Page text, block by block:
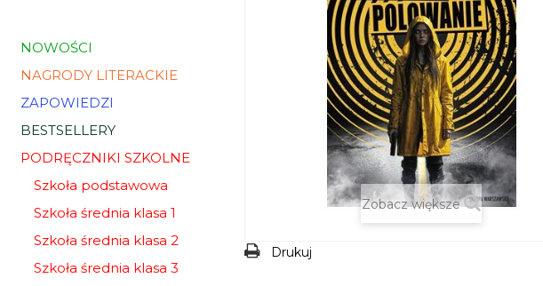
NOWOŚCI
NAGRODY LITERACKIE
ZAPOWIEDZI
BESTSELLERY
PODRĘCZNIKI SZKOLNE
Szkoła podstawowa
Szkoła średnia klasa 1
Szkoła średnia klasa 2
Szkoła średnia klasa 3
Zobacz większe
Drukuj